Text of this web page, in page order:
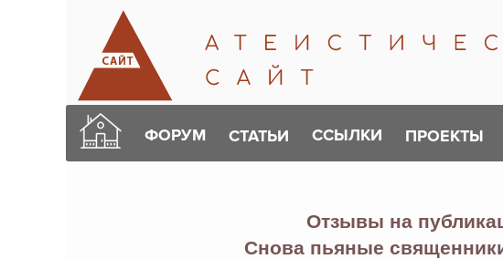
ФОРУМ СТАТЬИ ССЫЛКИ ПРОЕКТЫ
Отзывы на
Снова пьяные